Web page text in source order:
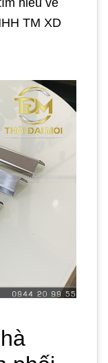
hiểu về
TM XD